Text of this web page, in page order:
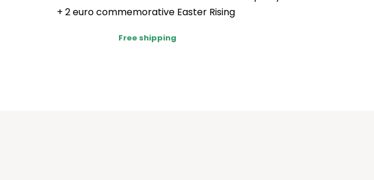
+ 2 euro commemorative Easter Rising
Free shipping